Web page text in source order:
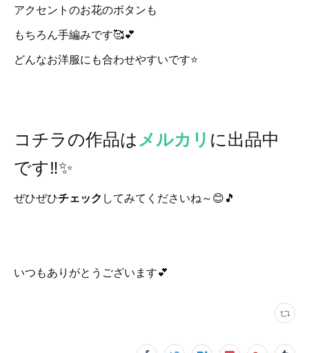
アクセントのお花のボタンも
もちろん手編みです🥰💕
どんなお洋服にも合わせやすいです⭐
コチラの作品はメルカリ に出品中
です‼️✨
ぜひぜひチェック してみてくださいね～😊🎵
いつもありがとうございます💕